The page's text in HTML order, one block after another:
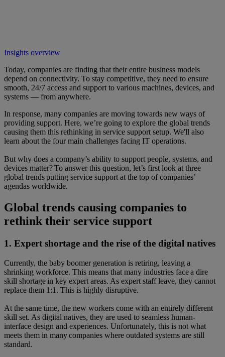
Insights overview
Today, companies are finding that their entire business models
depend on connectivity. To stay competitive, they need to ensure
smooth, 24/7 access and support to various machines, devices, and
systems — from anywhere.
In response, many companies are moving towards new ways of
providing support. Here, we’re going to explore the global trends
causing them this rethinking in service support setup. We'll also
learn about the four main challenges facing IT operations.
But why does a company’s ability to support people, systems, and
devices matter? To answer this question, let’s first look at three
global trends putting service support at the top of companies’
agendas worldwide.
Global trends causing companies to
rethink their service support
1. Expert shortage and the rise of the digital natives
Currently, the baby boomer generation is retiring, leaving a
shrinking workforce. This means that many industries face a dire
skill shortage in key expert areas. As expert staff leave, they cannot
replace them 1:1. This is highly disruptive.
At the same time, the new workers come with an entirely different
skill set. As digital natives, they are used to seamless human-
interface design and experiences. Unfortunately, this is not what
meets them in many companies where outdated systems are still
standard.